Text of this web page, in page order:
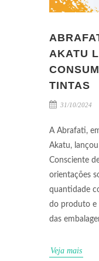
AKATU
TINTAS
31/10/2024
A Abrafati,
Akatu,
Consciente
orientações
quantidade
do produto e
das
Veja mais